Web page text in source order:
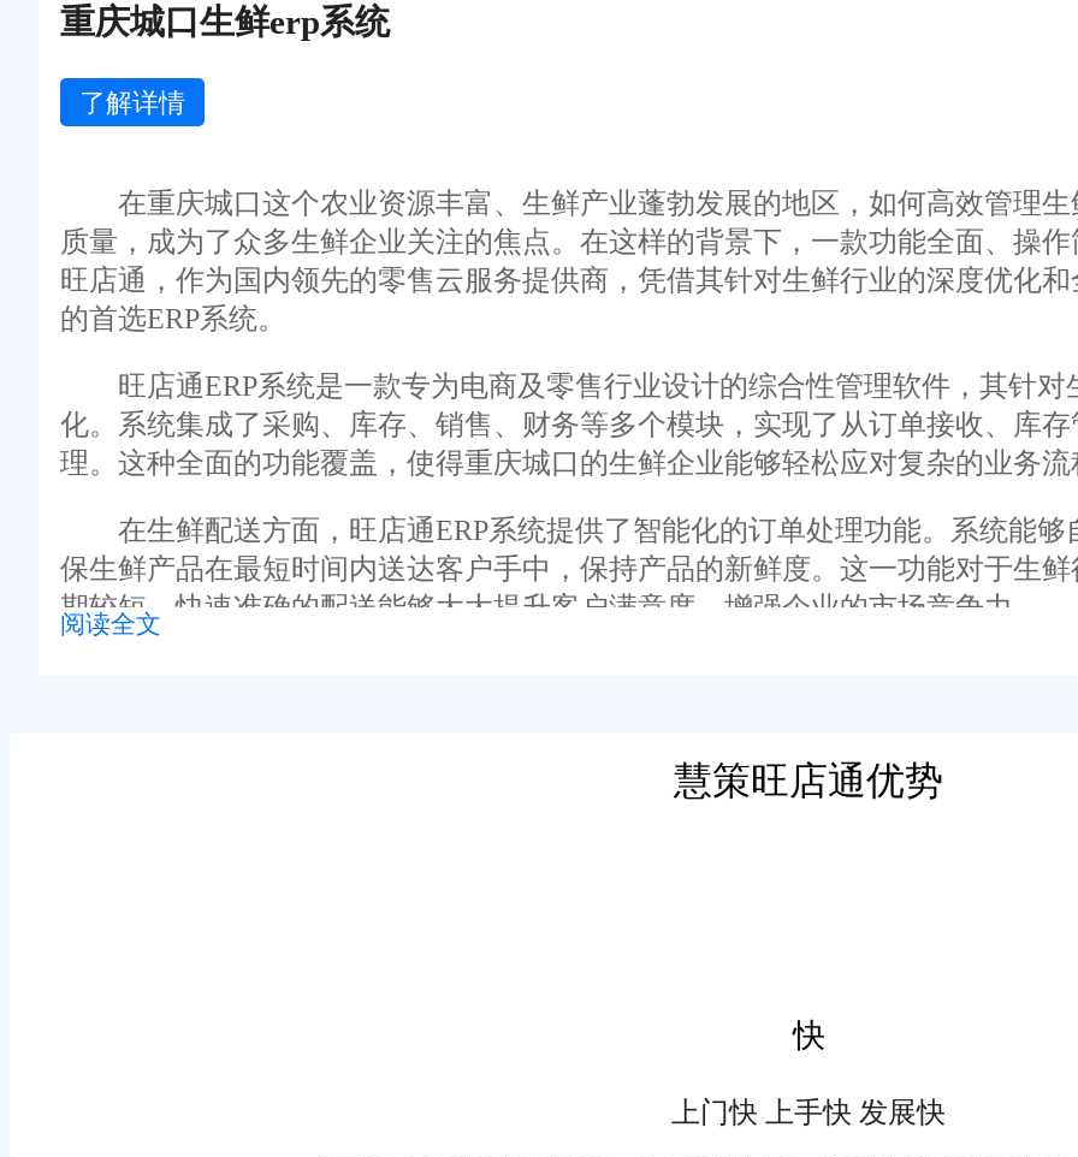
重庆城口生鲜erp系统
了解详情
在重庆城口这个农业资源丰富、生鲜产业蓬勃发展的地区，如何高效管理生
质量，成为了众多生鲜企业关注的焦点。在这样的背景下，一款功能全面、操
旺店通，作为国内领先的零售云服务提供商，凭借其针对生鲜行业的深度优化
的首选ERP系统。
旺店通ERP系统是一款专为电商及零售行业设计的综合性管理软件，其针对
化。系统集成了采购、库存、销售、财务等多个模块，实现了从订单接收、库
理。这种全面的功能覆盖，使得重庆城口的生鲜企业能够轻松应对复杂的业务流
在生鲜配送方面，旺店通ERP系统提供了智能化的订单处理功能。系统能够
保生鲜产品在最短时间内送达客户手中，保持产品的新鲜度。这一功能对于生
期较短，快速准确的配送能够大大提升客户满意度，增强企业的市场竞争力。
这种用户友好的设计，降低了企业的培训成本，提高了员工的工作效率。同时
阅读全文
慧策旺店通优势
快
上门快 上手快 发展快